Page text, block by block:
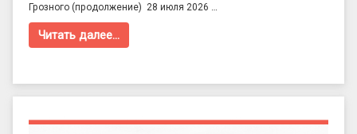
Грозного (продолжение) 28 июля 2026 …
Читать далее…